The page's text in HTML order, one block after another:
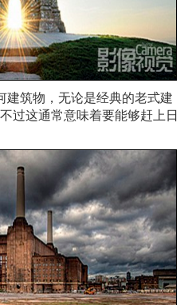
建筑物，无论是经典的老式建
过这通常意味着要能够赶上日